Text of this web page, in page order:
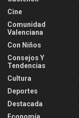
Cine
Comunidad
Valenciana
Con Niños
Consejos Y
Tendencias
Cultura
Deportes
Destacada
Economía